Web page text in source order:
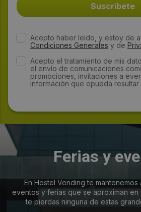
Acepto haber leído, y estoy de
Condiciones Generales y de
Acepto el tratamiento de mis
el envío de comunicaciones
promociones, invitaciones a
información que opueda resultar
Ferias y
En Hostel Vending te
eventos y ferias que se aproximan en
te pierdas ninguna de estas